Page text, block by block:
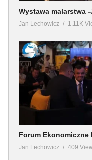
Wystawa malarstwa
Jan Lechowicz 1.11K
Forum Ekonomiczne
Jan Lechowicz 409